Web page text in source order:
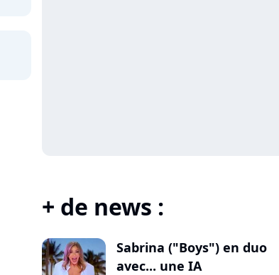
+ de news :
Sabrina ("Boys") en duo
avec... une IA